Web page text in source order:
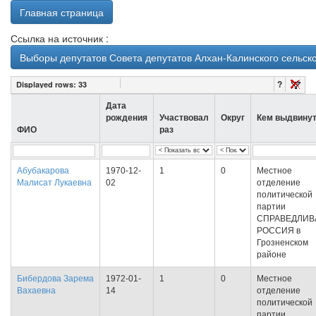
Главная страница
Ссылка на источник :
Выборы депутатов Совета депутатов Алхан-Калинского
Displayed rows: 33 ?
ФИО
Дата
рождения
Участвовал
раз
Округ Кем выдвинут
Абубакарова
Малисат Лукаевна
1970-12-
02
1 0
Местное
отделение
политической
партии
РОССИЯ в
Грозненском
районе
Бибердова Зарема
Вахаевна
1972-01-
14
1 0
Местное
отделение
политической